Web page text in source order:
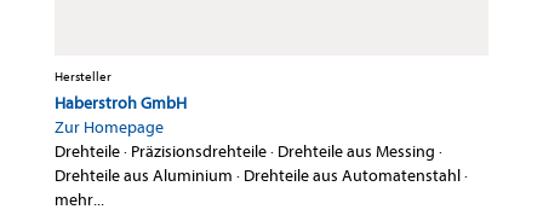
Hersteller
Haberstroh GmbH
Zur Homepage
Drehteile· Präzisionsdrehteile· Drehteile aus Messing ·
Drehteile aus Aluminium · Drehteile aus Automatenstahl·
mehr...